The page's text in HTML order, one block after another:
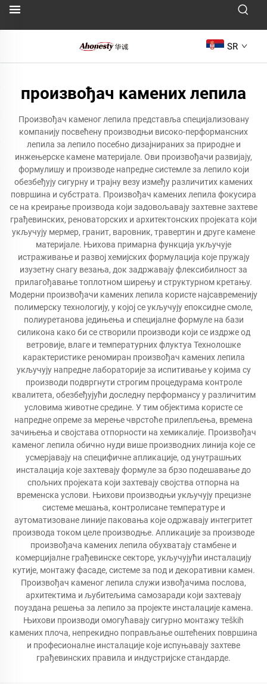
SR
произвођач камених лепила
Произвођач каменог лепила представља специјализовану
компанију посвећену производњи високо-перформансних
лепила за лепило посебно дизајнираних за природне и
инжењерске камене материјале. Ови произвођачи развијају,
формулишу и производе напредне системле за лепило који
обезбеђују сигурну и трајну везу између различитих камених
површина и субстрата. Произвођач камених лепила фокусира
се на креирање производа који задовољавају захтевне захтеве
грађевинских, реноваторских и архитектонских пројеката који
укључују мермер, гранит, варовник, травертин и друге камене
материјале. Њихова примарна функција укључује
истраживање и развој хемијских формулација које пружају
изузетну снагу везања, док задржавају флексибилност за
прилагођавање топлотном ширењу и структурном кретању.
Модерни произвођачи камених лепила користе најсавременију
полимерску технологију, у којој се укључују епоксидне смоле,
полиуретанова једињења и специјалне формуле на бази
силикона како би се створили производи који се издрже од
ветровије, влаге и температурних флуктуа Технолошке
карактеристике реномиран произвођач камених лепила
укључују напредне лабораторије за испитивање у којима су
производи подвргнути строгим процедурама контроле
квалитета, обезбеђујући доследну перформансу у различитим
условима животне средине. У тим објектима користе се
напредне опреме за мерење чврстоће прилепљења, времена
зачињења и својстава отпорности на хемикалије. Произвођач
каменог лепила обично нуди више производних линија које се
усмерјавају на специфичне апликације, од унутрашњих
инсталација које захтевају формуле за брзо подешавање до
спољних пројеката који захтевају својства отпорна на
временска услови. Њихови производњи укључују прецизне
системе мешања, контролисане температуре и
аутоматизоване линије паковања које одржавају интегритет
производа током целе производње. Апликације за производе
произвођача камених лепила обухватају стамбене и
комерцијалне грађевинске секторе, укључујући инсталацију
кутије, монтажу фасаде, системе за под и декоративни камен.
Произвођач каменог лепила служи извођачима послова,
архитектима и љубитељима самозаради који захтевају
поуздана решења за лепило за пројекте инсталације камена.
Њихови производи омогућавају сигурно монтажу теških
камених плоча, непрекидно поправљање оштећених површина
и професионалне инсталације које испуњавају захтеве
грађевинских правила и индустријске стандарде.